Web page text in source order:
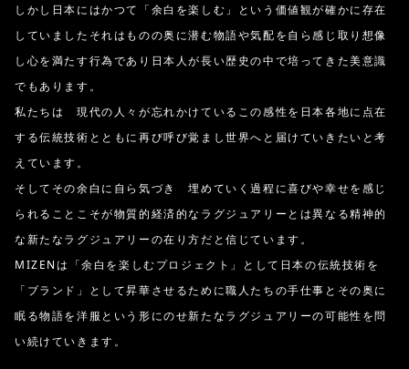
しかし日本にはかつて「余白を楽しむ」という価値観が確かに存在
していましたそれはものの奥に潜む物語や気配を自ら感じ取り想像
し心を満たす行為であり日本人が長い歴史の中で培ってきた美意識
でもあります。
私たちは 現代の人々が忘れかけているこの感性を日本各地に点在
する伝統技術とともに再び呼び覚まし世界へと届けていきたいと考
えています。
そしてその余白に自ら気づき 埋めていく過程に喜びや幸せを感じ
られることこそが物質的経済的なラグジュアリーとは異なる精神的
な新たなラグジュアリーの在り方だと信じています。
MIZENは「余白を楽しむプロジェクト」として日本の伝統技術を
「ブランド」として昇華させるために職人たちの手仕事とその奥に
眠る物語を洋服という形にのせ新たなラグジュアリーの可能性を問
い続けていきます。